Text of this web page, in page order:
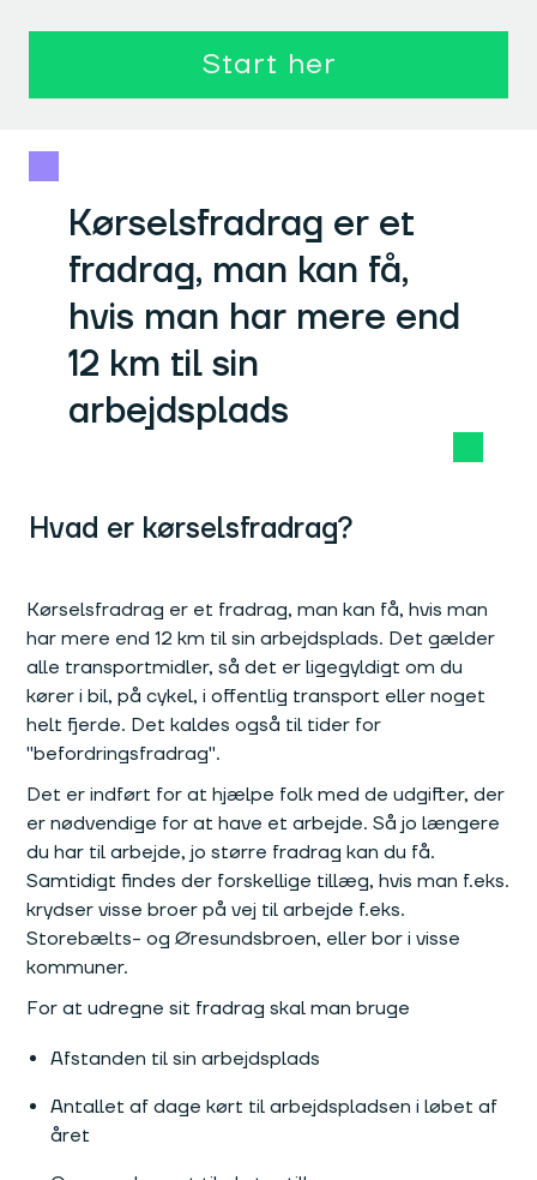
Start her
Kørselsfradrag er et
fradrag, man kan få,
hvis man har mere end
12 km til sin
arbejdsplads
Hvad er kørselsfradrag?
Kørselsfradrag er et fradrag, man kan få, hvis man
har mere end 12 km til sin arbejdsplads. Det gælder
alle transportmidler, så det er ligegyldigt om du
kører i bil, på cykel, i offentlig transport eller noget
helt fjerde. Det kaldes også til tider for
"befordringsfradrag".
Det er indført for at hjælpe folk med de udgifter, der
er nødvendige for at have et arbejde. Så jo længere
du har til arbejde, jo større fradrag kan du få.
Samtidigt findes der forskellige tillæg, hvis man f.eks.
krydser visse broer på vej til arbejde f.eks.
Storebælts- og Øresundsbroen, eller bor i visse
kommuner.
For at udregne sit fradrag skal man bruge
Afstanden til sin arbejdsplads
Antallet af dage kørt til arbejdspladsen i løbet af
året